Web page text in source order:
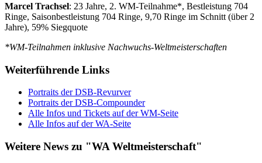
Marcel Trachsel: 23 Jahre, 2. WM-Teilnahme*, Bestleistung 704
Ringe, Saisonbestleistung 704 Ringe, 9,70 Ringe im Schnitt (über 2
Jahre), 59% Siegquote
*WM-Teilnahmen inklusive Nachwuchs-Weltmeisterschaften
Weiterführende Links
Portraits der DSB-Revurver
Portraits der DSB-Compounder
Alle Infos und Tickets auf der WM-Seite
Alle Infos auf der WA-Seite
Weitere News zu "WA Weltmeisterschaft"